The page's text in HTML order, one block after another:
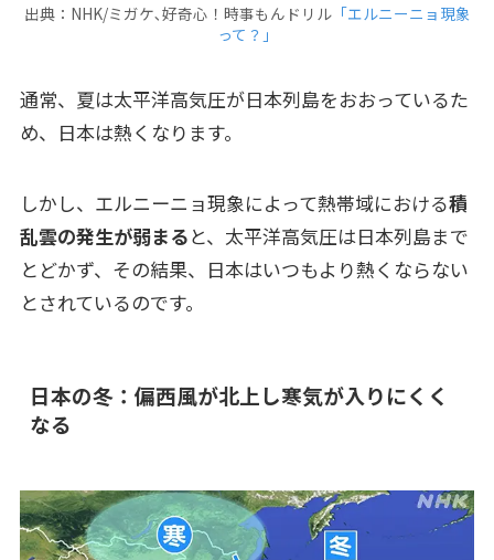
出典：NHK/ミガケ､好奇心！時事もんドリル「エルニーニョ現象
って？」
通常、夏は太平洋高気圧が日本列島をおおっているた
め、日本は熱くなります。
しかし、エルニーニョ現象によって熱帯域における積
乱雲の発生が弱まると、太平洋高気圧は日本列島まで
とどかず、その結果、日本はいつもより熱くならない
とされているのです。
日本の冬：偏西風が北上し寒気が入りにくく
なる